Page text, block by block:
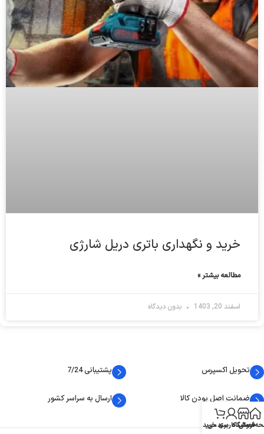
خرید و نگهداری باتری دریل شارژی
مطالعه بیشتر »
اسفند 20, 1403 بدون دیدگاه
تحویل اکسپرس پشتیبانی 7/24
ضمانت اصل بودن کالا ارسال به سراسر کشور
اصلی
فروشگاه
حساب کاربری من
سبد خرید